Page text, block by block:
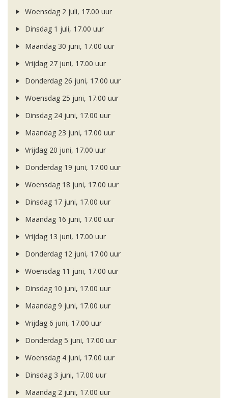
Woensdag 2 juli, 17.00 uur
Dinsdag 1 juli, 17.00 uur
Maandag 30 juni, 17.00 uur
Vrijdag 27 juni, 17.00 uur
Donderdag 26 juni, 17.00 uur
Woensdag 25 juni, 17.00 uur
Dinsdag 24 juni, 17.00 uur
Maandag 23 juni, 17.00 uur
Vrijdag 20 juni, 17.00 uur
Donderdag 19 juni, 17.00 uur
Woensdag 18 juni, 17.00 uur
Dinsdag 17 juni, 17.00 uur
Maandag 16 juni, 17.00 uur
Vrijdag 13 juni, 17.00 uur
Donderdag 12 juni, 17.00 uur
Woensdag 11 juni, 17.00 uur
Dinsdag 10 juni, 17.00 uur
Maandag 9 juni, 17.00 uur
Vrijdag 6 juni, 17.00 uur
Donderdag 5 juni, 17.00 uur
Woensdag 4 juni, 17.00 uur
Dinsdag 3 juni, 17.00 uur
Maandag 2 juni, 17.00 uur